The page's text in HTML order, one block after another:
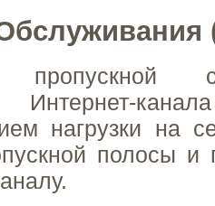
пропускной
Интернет-
нагрузки на
полосы